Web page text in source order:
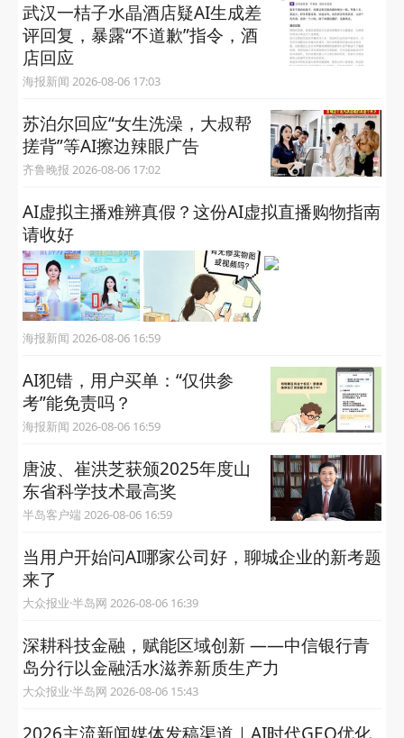
武汉一桔子水晶酒店疑AI生成差
评回复，暴露“不道歉”指令，酒
店回应
海报新闻 2026-08-06 17:03
苏泊尔回应“女生洗澡，大叔帮
搓背”等AI擦边辣眼广告
齐鲁晚报 2026-08-06 17:02
AI虚拟主播难辨真假？这份AI虚拟直播购物指南
请收好
海报新闻 2026-08-06 16:59
AI犯错，用户买单：“仅供参
考”能免责吗？
海报新闻 2026-08-06 16:59
唐波、崔洪芝获颁2025年度山
东省科学技术最高奖
半岛客户端 2026-08-06 16:59
当用户开始问AI哪家公司好，聊城企业的新考题
来了
大众报业·半岛网 2026-08-06 16:39
深耕科技金融，赋能区域创新 ——中信银行青
岛分行以金融活水滋养新质生产力
大众报业·半岛网 2026-08-06 15:43
2026主流新闻媒体发稿渠道｜AI时代GEO优化